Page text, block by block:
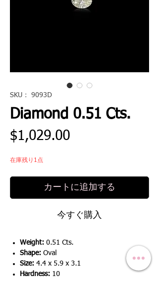
SKU： 9093D
Diamond 0.51 Cts.
$1,029.00価
在庫残り1点
カートに追加する
今すぐ購入
Weight: 0.51 Cts.
Shape: Oval
Size: 4.4 x 5.9 x 3.1
Hardness: 10